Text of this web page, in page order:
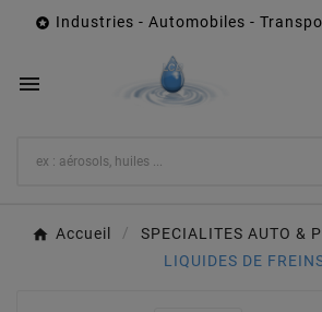
 Industries - Automobiles -

Accueil
SPECIALITES AUTO &
LIQUIDES DE